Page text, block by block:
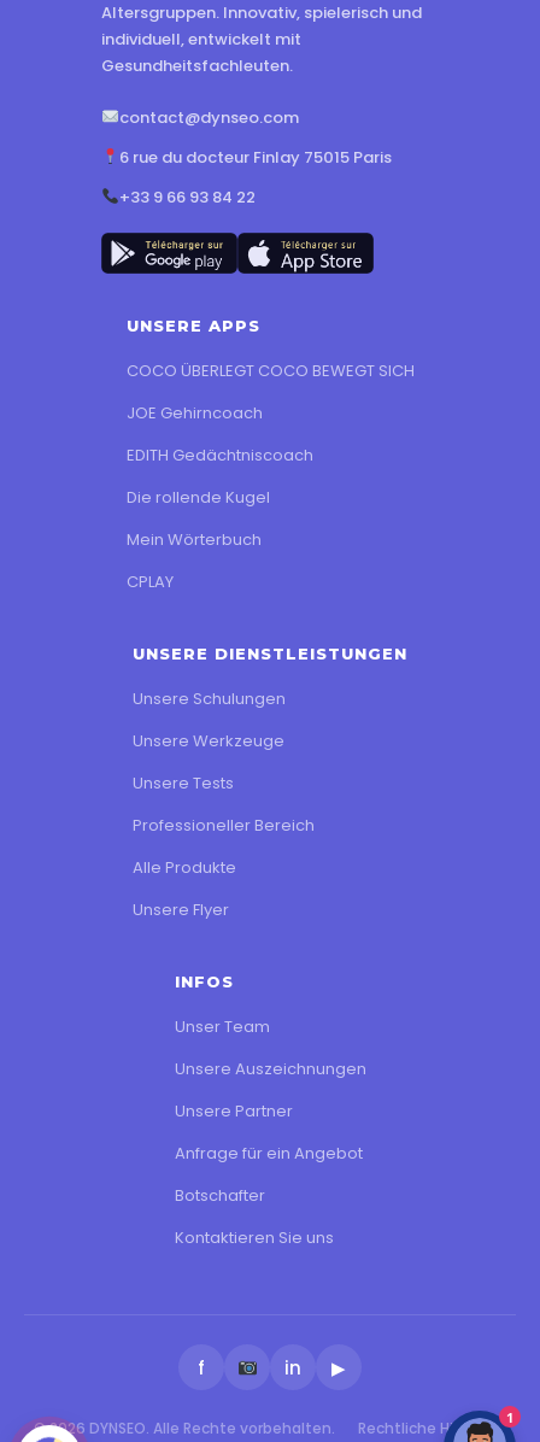
Altersgruppen. Innovativ, spielerisch und
individuell, entwickelt mit
Gesundheitsfachleuten.
contact@dynseo.com
6 rue du docteur Finlay 75015 Paris
+33 9 66 93 84 22
UNSERE APPS
COCO ÜBERLEGT COCO BEWEGT SICH
JOE Gehirncoach
EDITH Gedächtniscoach
Die rollende Kugel
Mein Wörterbuch
CPLAY
UNSERE DIENSTLEISTUNGEN
Unsere Schulungen
Unsere Werkzeuge
Unsere Tests
Professioneller Bereich
Alle Produkte
Unsere Flyer
INFOS
Unser Team
Unsere Auszeichnungen
Unsere Partner
Anfrage für ein Angebot
Botschafter
Kontaktieren Sie uns
f in ▶
© 2026 DYNSEO. Alle Rechte vorbehalten. Rechtliche Hinweise
1